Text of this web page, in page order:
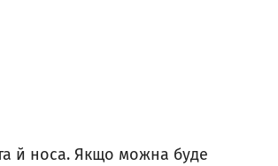
й носа. Якщо можна буде